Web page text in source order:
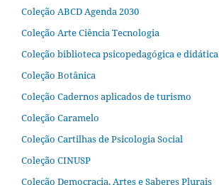
Coleção ABCD Agenda 2030
Coleção Arte Ciência Tecnologia
Coleção biblioteca psicopedagógica e didática
Coleção Botânica
Coleção Cadernos aplicados de turismo
Coleção Caramelo
Coleção Cartilhas de Psicologia Social
Coleção CINUSP
Coleção Democracia, Artes e Saberes Plurais